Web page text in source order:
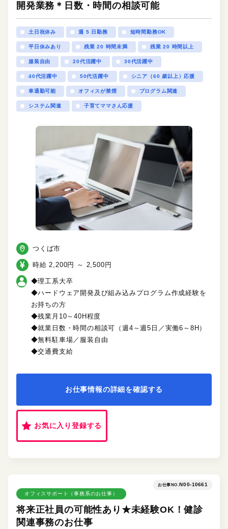
開発業務＊日数・時間の相談可能
土日祝休み 週 5 日勤務 短時間勤務OK
平日休みあり 残業 20 時間未満 残業 20 時間以上
服装自由 20代活躍中 30代活躍中
40代活躍中 50代活躍中 シニア（60 歳以上）応援
車通勤可能 オフィスが禁煙 プログラム関連
システム関連 子育てママさん応援
つくば市
時給 2,200円 ～ 2,500円
◆理工系大卒
◆ハードウェア開発及び組み込みプログラム作成経験を
お持ちの方
◆残業月10～40H程度
◆就業日数・時間の相談可（週4～週5日／実働6～8H）
◆無料駐車場／服装自由
◆交通費支給
お仕事情報の詳細を確認する
お気に入り登録する
お仕事NO. N00-10661
オフィスサポート（事務系のお仕事）
将来正社員の可能性あり★未経験OK！健診
関連事務のお仕事